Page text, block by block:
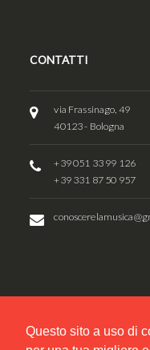
Questo sito a uso di
CONTATTI
via Frassinago, 49
40123 - Bologna
+39 051 33 99 126
+39 331 87 50 957